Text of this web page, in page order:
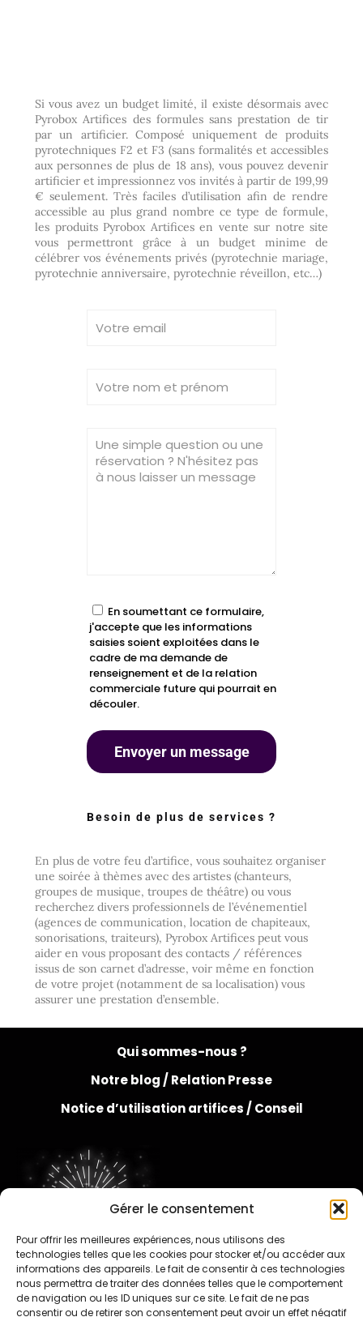
Gérer le consentement
Pour offrir les meilleures expériences, nous utilisons des
technologies telles que les cookies pour stocker et/ou accéder aux
informations des appareils. Le fait de consentir à ces technologies
nous permettra de traiter des données telles que le comportement
de navigation ou les ID uniques sur ce site. Le fait de ne pas
consentir ou de retirer son consentement peut avoir un effet négatif
Si vous avez un budget limité, il existe désormais avec
Pyrobox Artifices des formules sans prestation de tir
par un artificier. Composé uniquement de produits
pyrotechniques F2 et F3 (sans formalités et accessibles
aux personnes de plus de 18 ans), vous pouvez devenir
artificier et impressionnez vos invités à partir de 199,99
€ seulement. Très faciles d’utilisation afin de rendre
accessible au plus grand nombre ce type de formule,
les produits Pyrobox Artifices en vente sur notre site
vous permettront grâce à un budget minime de
célébrer vos événements privés (pyrotechnie mariage,
pyrotechnie anniversaire, pyrotechnie réveillon, etc…)
En soumettant ce formulaire,
j'accepte que les informations
saisies soient exploitées dans le
cadre de ma demande de
renseignement et de la relation
commerciale future qui pourrait en
découler.
Besoin de plus de services ?
En plus de votre feu d’artifice, vous souhaitez organiser
une soirée à thèmes avec des artistes (chanteurs,
groupes de musique, troupes de théâtre) ou vous
recherchez divers professionnels de l’événementiel
(agences de communication, location de chapiteaux,
sonorisations, traiteurs), Pyrobox Artifices peut vous
aider en vous proposant des contacts / références
issus de son carnet d’adresse, voir même en fonction
de votre projet (notamment de sa localisation) vous
assurer une prestation d’ensemble.
Qui sommes-nous ?
Notre blog / Relation Presse
Notice d’utilisation artifices / Conseil
FAQ